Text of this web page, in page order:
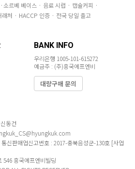
소르베 베이스 · 음료 시럽 · 캡슐커피 ·
처 · HACCP 인증 · 전국 당일 출고
BANK INFO
우리은행 1005-101-615272
예금주 : (주)흥국에프엔비
대량구매 문의
동건
신판매업신고번호 : 2017-충북음성군-130호 [사업
546 흥국에프엔비빌딩